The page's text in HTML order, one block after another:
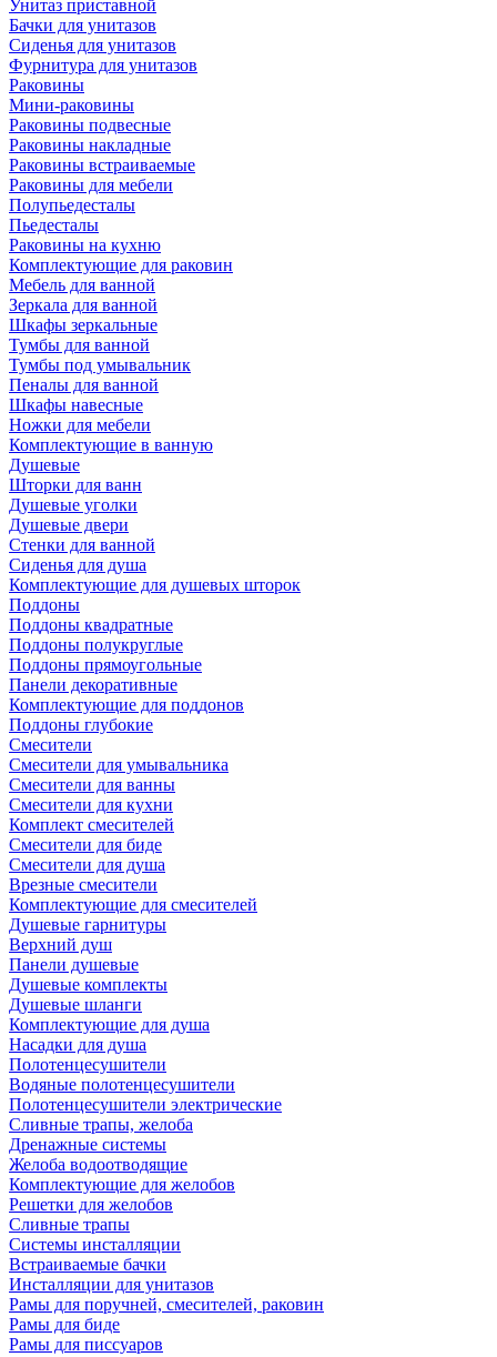
Унитаз приставной
Бачки для унитазов
Сиденья для унитазов
Фурнитура для унитазов
Раковины
Мини-раковины
Раковины подвесные
Раковины накладные
Раковины встраиваемые
Раковины для мебели
Полупьедесталы
Пьедесталы
Раковины на кухню
Комплектующие для раковин
Мебель для ванной
Зеркала для ванной
Шкафы зеркальные
Тумбы для ванной
Тумбы под умывальник
Пеналы для ванной
Шкафы навесные
Ножки для мебели
Комплектующие в ванную
Душевые
Шторки для ванн
Душевые уголки
Душевые двери
Стенки для ванной
Сиденья для душа
Комплектующие для душевых шторок
Поддоны
Поддоны квадратные
Поддоны полукруглые
Поддоны прямоугольные
Панели декоративные
Комплектующие для поддонов
Поддоны глубокие
Смесители
Смесители для умывальника
Смесители для ванны
Смесители для кухни
Комплект смесителей
Смесители для биде
Смесители для душа
Врезные смесители
Комплектующие для смесителей
Душевые гарнитуры
Верхний душ
Панели душевые
Душевые комплекты
Душевые шланги
Комплектующие для душа
Насадки для душа
Полотенцесушители
Водяные полотенцесушители
Полотенцесушители электрические
Сливные трапы, желоба
Дренажные системы
Желоба водоотводящие
Комплектующие для желобов
Решетки для желобов
Сливные трапы
Системы инсталляции
Встраиваемые бачки
Инсталляции для унитазов
Рамы для поручней, смесителей, раковин
Рамы для биде
Рамы для писсуаров